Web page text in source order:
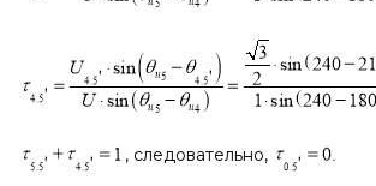
, следовательно,